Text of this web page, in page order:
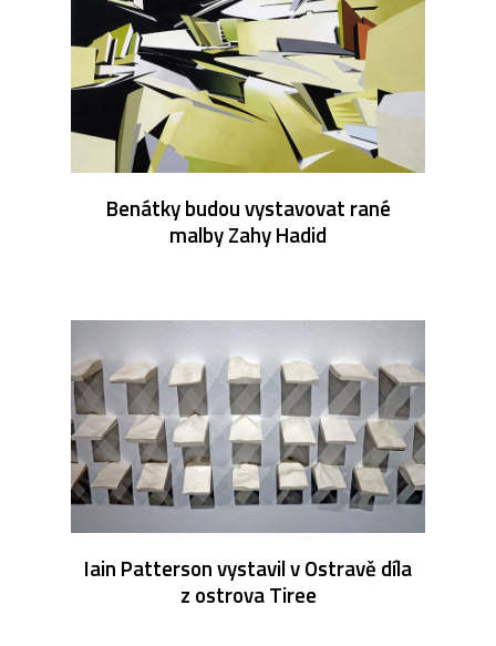
Benátky budou vystavovat rané
malby Zahy Hadid
Iain Patterson vystavil v Ostravě díla
z ostrova Tiree